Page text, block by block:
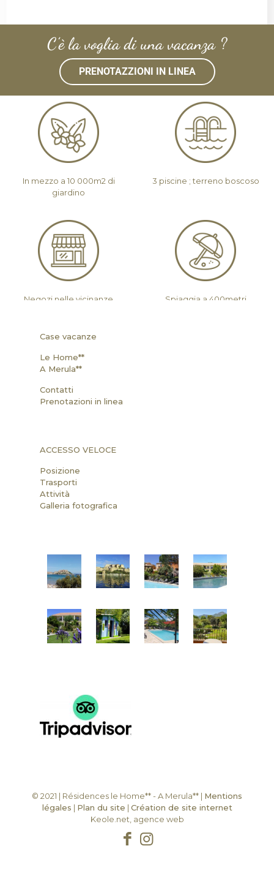
C’è la voglia di una vacanza ?
PRENOTAZZIONI IN LINEA
In mezzo a 10 000m2 di
giardino
3 piscine ; terreno boscoso
Negozi nelle vicinanze Spiaggia a 400metri
Case vacanze
Le Home**
A Merula**
Contatti
Prenotazioni in linea
ACCESSO VELOCE
Posizione
Trasporti
Attività
Galleria fotografica
© 2021 | Résidences le Home** - A Merula** | Mentions
légales | Plan du site | Création de site internet
Keole.net, agence web